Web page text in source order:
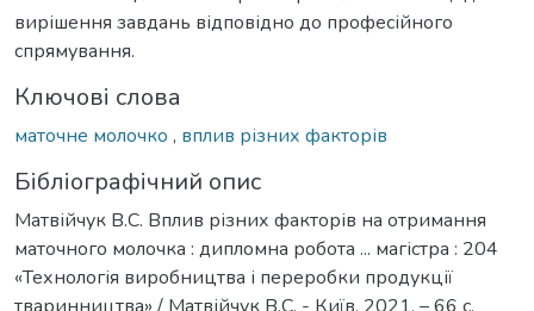
вирішення завдань відповідно до професійного
спрямування.
Ключові слова
маточне молочко , вплив різних факторів
Бібліографічний опис
Матвійчук В.С. Вплив різних факторів на отримання
маточного молочка : дипломна робота ... магістра : 204
«Технологія виробництва і переробки продукції